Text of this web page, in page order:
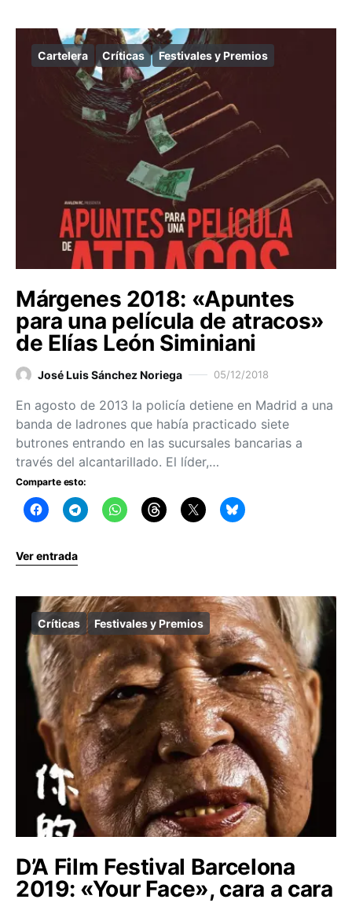
Cartelera Críticas Festivales y Premios
Márgenes 2018: «Apuntes
para una película de atracos»
de Elías León Siminiani
José Luis Sánchez Noriega 05/12/2018
En agosto de 2013 la policía detiene en Madrid a una
banda de ladrones que había practicado siete
butrones entrando en las sucursales bancarias a
través del alcantarillado. El líder,…
Comparte esto:
Ver entrada
Críticas Festivales y Premios
D’A Film Festival Barcelona
2019: «Your Face», cara a cara